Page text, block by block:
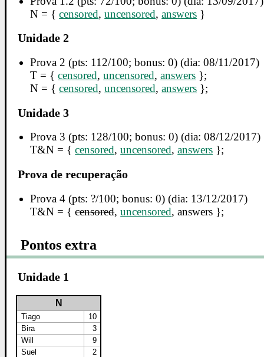
N = {censored,uncensored,answers }
Unidade 2
Prova 2 (pts: 112/100; bonus: 0) (dia: 08/11/2017)
T = {censored,uncensored,answers };
N = {censored,uncensored,answers };
Unidade 3
Prova 3 (pts: 128/100; bonus: 0) (dia: 08/12/2017)
T&N = {censored,uncensored,answers };
Prova de recuperação
Prova 4 (pts: ?/100; bonus: 0) (dia: 13/12/2017)
T&N = {censored,uncensored, answers };
Pontos extra
Unidade 1
N
Tiago
10
Bira
3
Will
9
Suel
2